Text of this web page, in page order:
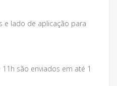
e lado de aplicação para
são enviados em até 1